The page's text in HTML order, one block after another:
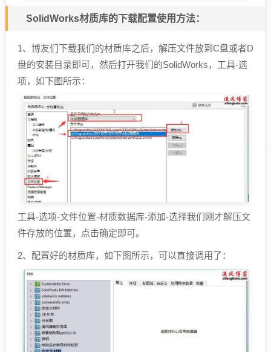
SolidWorks材质库的下载配置使用方法：
1、博友们下载我们的材质库之后，解压文件放到C盘或者D
盘的安装目录即可，然后打开我们的SolidWorks，工具-选
项，如下图所示：
工具-选项-文件位置-材质数据库-添加-选择我们刚才解压文
件存放的位置，点击确定即可。
2、配置好的材质库，如下图所示，可以直接调用了：